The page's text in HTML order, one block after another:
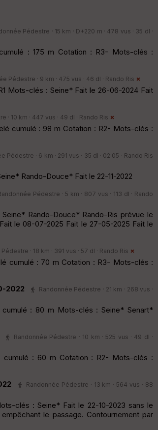
Pédestre · 15 km · D+220 m · 478 vus · 35 dl ·
: 175 m Cotation : R3- Mots-clés :
Pédestre · 9 km · 475 vus · 46 dl · Rando Ris
Mots-clés : Seine* Fait le 26-06-2024 Fait
· 10 km · 447 vus · 49 dl · Rando Ris
cumulé : 98 m Cotation : R2- Mots-clés :
Pédestre · 6 km · 291 vus · 35 dl · 02:05 · Rando Ris
Rando-Douce* Fait le 22-11-2022
Pédestre · 5 km · 807 vus · 113 dl · Rando
Rando-Douce* Rando-Ris prévue le
le 08-07-2025 Fait le 27-05-2025 Fait le
· 18 km · 391 vus · 57 dl · Rando Ris
cumulé : 70 m Cotation : R3- Mots-clés :
2022
Randonnée Pédestre · 21 km · 268 vus ·
cumulé : 80 m Mots-clés : Seine* Senart*
Randonnée Pédestre · 10 km · 525 vus · 49 dl ·
cumulé : 60 m Cotation : R2- Mots-clés :
Randonnée Pédestre · 13 km · 564 vus · 88
clés : Seine* Fait le 22-10-2023 sans le
le passage. Contournement par